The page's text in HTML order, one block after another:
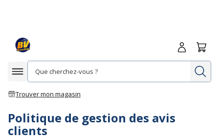
Afficher la navigation
Trouver mon magasin
Me
Politique de gestion des avis
clients